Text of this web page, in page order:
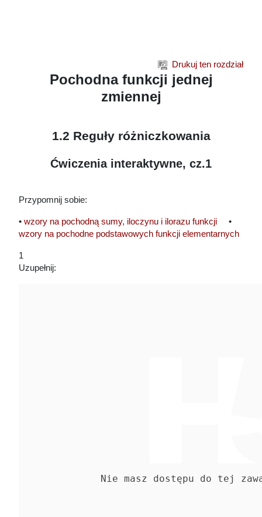
Drukuj ten rozdział
Pochodna funkcji jednej
zmiennej
1.2 Reguły różniczkowania
Ćwiczenia interaktywne, cz.1
Przypomnij sobie:
• wzory na pochodną sumy, iloczynu i ilorazu funkcji •
wzory na pochodne podstawowych funkcji elementarnych
1
Uzupełnij: